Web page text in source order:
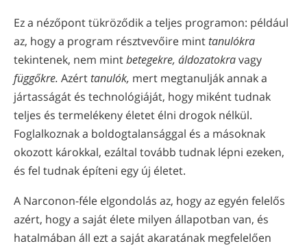
Ez a nézőpont tükröződik a teljes programon: például
az, hogy a program résztvevőire mint tanulókra
tekintenek, nem mintbetegekre, áldozatokravagy
függőkre. Azért tanulók, mert megtanulják annak a
jártasságát és technológiáját, hogy miként tudnak
teljes és termelékeny életet élni drogok nélkül.
Foglalkoznak a boldogtalansággal és a másoknak
okozott károkkal, ezáltal tovább tudnak lépni ezeken,
és fel tudnak építeni egy új életet.
A Narconon-féle elgondolás az, hogy az egyén felelős
azért, hogy a saját élete milyen állapotban van, és
hatalmában áll ezt a saját akaratának megfelelően